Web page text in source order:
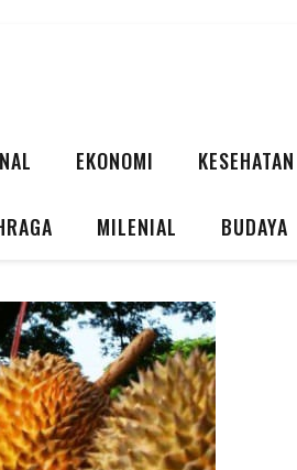
EKONOMI KESEHATAN
MILENIAL BUDAYA